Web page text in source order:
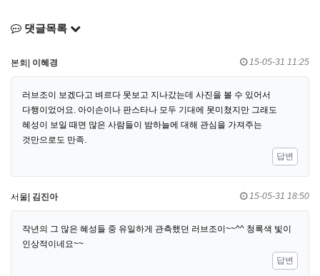
댓글목록
본회| 이혜경 15-05-31 11:25
러브조이 보겠다고 벼르다 못보고 지나갔는데 사진을 볼 수 있어서
다행이었어요. 아이손이나 판스타나 모두 기대에 못미쳤지만 그래도
혜성이 보일 때면 많은 사람들이 밤하늘에 대해 관심을 가져주는
것만으로도 만족.
답변
서울| 김진아 15-05-31 18:50
작년의 그 많은 혜성들 중 유일하게 관측했던 러브조이~~^^ 청록색 빛이
인상적이네요~~
답변